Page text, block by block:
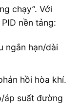
chạy”. Với
nền tảng:
ngắn hạn/dài
hồi hòa khí.
áp suất đường